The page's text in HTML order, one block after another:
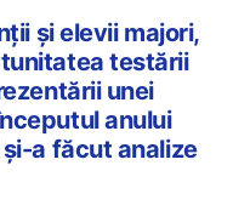
şi elevii majori,
testării
unei
anului
a făcut analize